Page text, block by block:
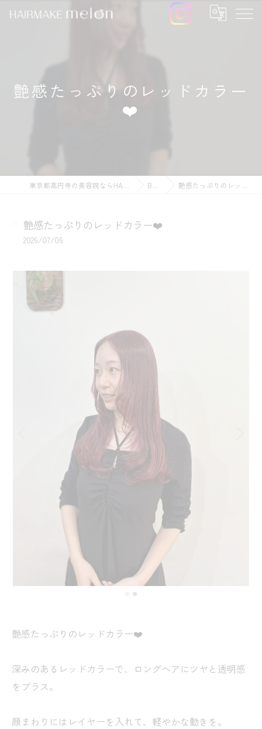
艶感たっぷりのレッドカラー
❤️
BLOG 艶感たっぷりのレッドカラー❤️
艶感たっぷりのレッドカラー❤️
2026/07/06
艶感たっぷりのレッドカラー❤️
深みのあるレッドカラーで、ロングヘアにツヤと透明感
をプラス。
顔まわりにはレイヤーを入れて、軽やかな動きを。